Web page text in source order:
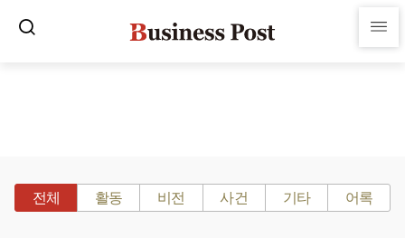
전체 활동 비전 사건 기타 어록